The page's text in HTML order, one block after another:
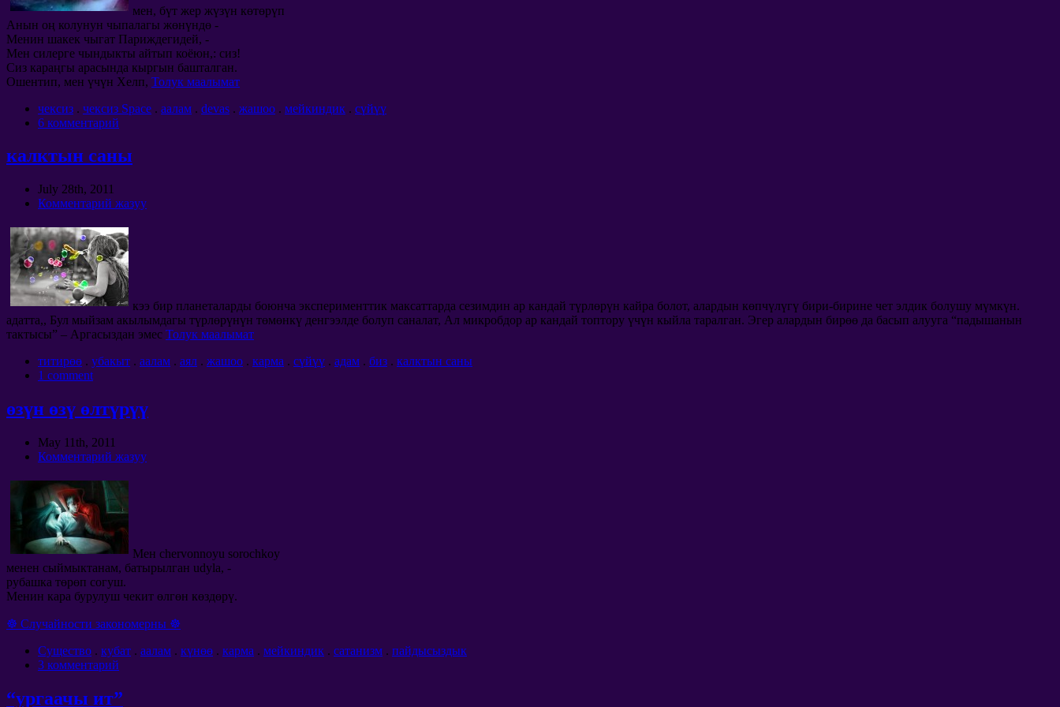
мен, бүт жер жүзүн көтөрүп
Анын оң колунун чыпалагы жөнүндө -
Менин шакек чыгат Париждегидей, -
Мен силерге чындыкты айтып коёюн,: сиз!
Сиз караңгы арасында кыргын башталган.
Ошентип, мен үчүн Хелп, Толук маалымат
чексиз . чексиз Space . аалам . devas . жашоо . мейкиндик . сүйүү
6 комментарий
калктын саны
July 28th, 2011
Комментарий жазуу
кээ бир планеталарды боюнча эксперименттик максаттарда сезимдин ар кандай түрлөрүн кайра болот, алардын көпчүлүгү бири-бирине чет элдик болушу мүмкүн.
адатта,, Бул мыйзам акылымдагы түрлөрүнүн төмөнкү денгээлде болуп саналат, Ал микробдор ар кандай топтору үчүн кыйла таралган. Эгер алардын бирөө да басып алууга “падышанын
тактысы” – Аргасыздан эмес Толук маалымат
титирөө . убакыт . аалам . аял . жашоо . карма . сүйүү . адам . биз . калктын саны
1 comment
өзүн өзү өлтүрүү
May 11th, 2011
Комментарий жазуу
Мен chervonnoyu sorochkoy
менен сыймыктанам, батырылган udyla, -
рубашка төрөп согуш.
Менин кара бурулуш чекит өлгөн көздөрү.
☸ Случайности закономерны ☸
Cущество . кубат . аалам . күнөө . карма . мейкиндик . сатанизм . пайдысыздык
3 комментарий
“ургаачы ит”